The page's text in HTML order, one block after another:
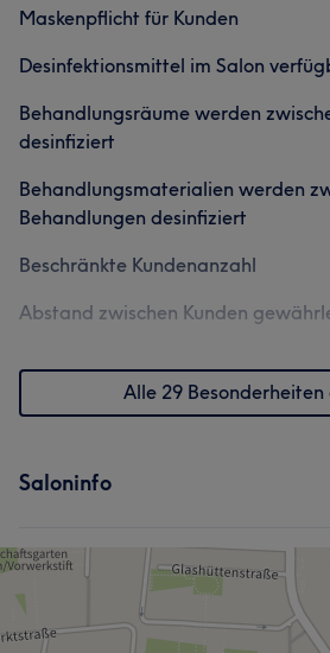
Maskenpflicht für Kunden
Desinfektionsmittel im Salon
Behandlungsräume werden
desinfiziert
Behandlungsmaterialien werden
Behandlungen desinfiziert
Beschränkte Kundenanzahl
Abstand zwischen Kunden
Alle 29 Besonderheiten
Saloninfo